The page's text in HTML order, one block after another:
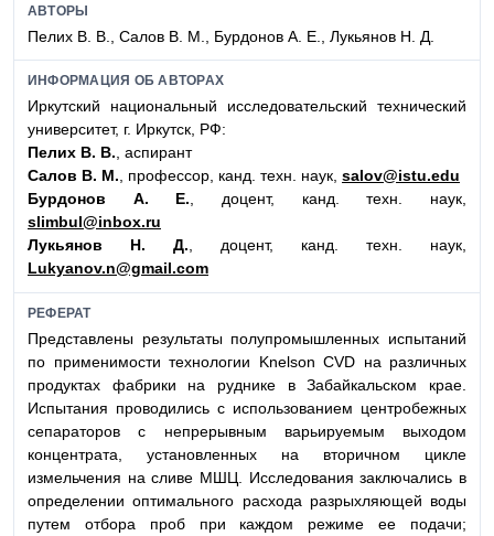
АВТОРЫ
Пелих В. В., Салов В. М., Бурдонов А. Е., Лукьянов Н. Д.
ИНФОРМАЦИЯ ОБ АВТОРАХ
Иркутский национальный исследовательский технический
университет, г. Иркутск, РФ:
Пелих В. В., аспирант
Салов В. М., профессор, канд. техн. наук, salov@istu.edu
Бурдонов А. Е., доцент, канд. техн. наук,
slimbul@inbox.ru
Лукьянов Н. Д., доцент, канд. техн. наук,
Lukyanov.n@gmail.com
РЕФЕРАТ
Представлены результаты полупромышленных испытаний
по применимости технологии Knelson CVD на различных
продуктах фабрики на руднике в Забайкальском крае.
Испытания проводились с использованием центробежных
сепараторов с непрерывным варьируемым выходом
концентрата, установленных на вторичном цикле
измельчения на сливе МШЦ. Исследования заключались в
определении оптимального расхода разрыхляющей воды
путем отбора проб при каждом режиме ее подачи;